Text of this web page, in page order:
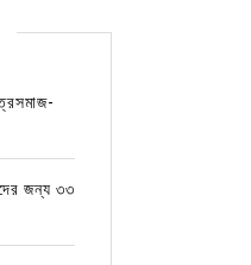
জন্য ৩৩